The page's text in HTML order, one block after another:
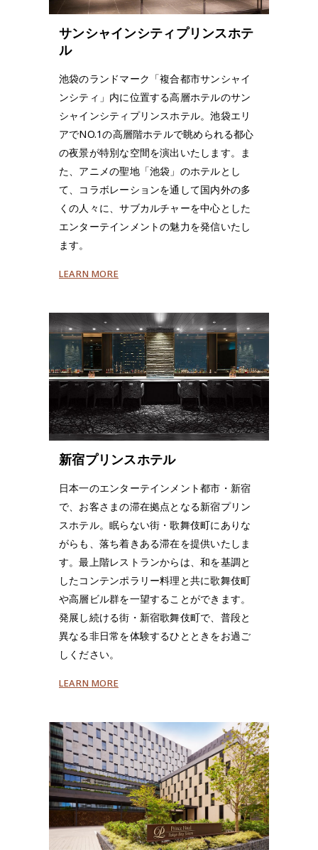
サンシャインシティプリンスホテ
ル
池袋のランドマーク「複合都市サンシャイ
ンシティ」内に位置する高層ホテルのサン
シャインシティプリンスホテル。池袋エリ
アでNO.1の高層階ホテルで眺められる都心
の夜景が特別な空間を演出いたします。ま
た、アニメの聖地「池袋」のホテルとし
て、コラボレーションを通して国内外の多
くの人々に、サブカルチャーを中心とした
エンターテインメントの魅力を発信いたし
ます。
LEARN MORE
新宿プリンスホテル
日本一のエンターテインメント都市・新宿
で、お客さまの滞在拠点となる新宿プリン
スホテル。眠らない街・歌舞伎町にありな
がらも、落ち着きある滞在を提供いたしま
す。最上階レストランからは、和を基調と
したコンテンポラリー料理と共に歌舞伎町
や高層ビル群を一望することができます。
発展し続ける街・新宿歌舞伎町で、普段と
異なる非日常を体験するひとときをお過ご
しください。
LEARN MORE